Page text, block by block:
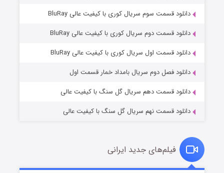
وستی ها
قسمت۱ (زیرنویس) منتشر شد
دانلود قسمت سوم سریال کوری با کیفیت عالی BluRay
دانلود قسمت دوم سریال کوری با کیفیت عالی BluRay
دانلود قسمت اول سریال کوری با کیفیت عالی BluRay
دانلود فصل دوم سریال بامداد خمار قسمت اول
دانلود قسمت دهم سریال گل سنگ با کیفیت عالی
دانلود قسمت نهم سریال گل سنگ با کیفیت عالی
فیلم‌های جدید ایرانی